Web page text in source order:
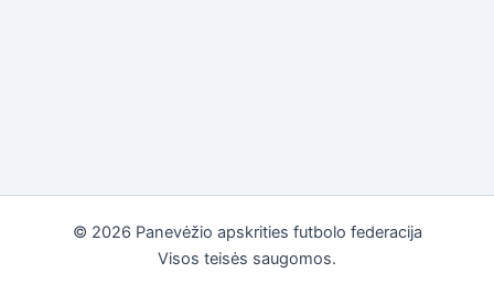
© 2026 Panevėžio apskrities futbolo federacija
Visos teisės saugomos.